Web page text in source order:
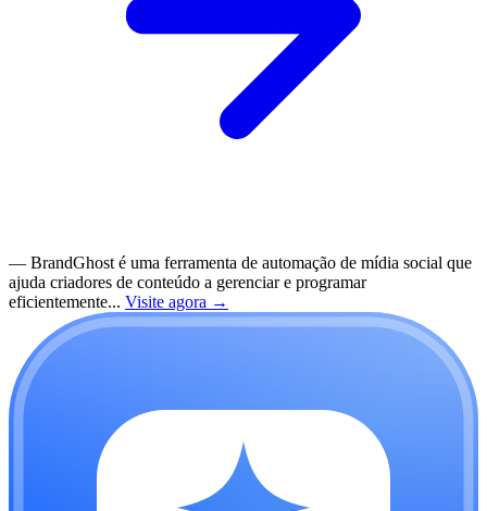
— BrandGhost é uma ferramenta de automação de mídia social que
ajuda criadores de conteúdo a gerenciar e programar
eficientemente... Visite agora →